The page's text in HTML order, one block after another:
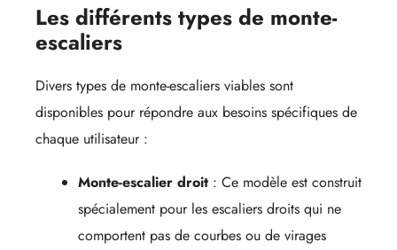
Les différents types de monte-
escaliers
Divers types de monte-escaliers viables sont
disponibles pour répondre aux besoins spécifiques de
chaque utilisateur :
Monte-escalier droit : Ce modèle est construit
spécialement pour les escaliers droits qui ne
comportent pas de courbes ou de virages